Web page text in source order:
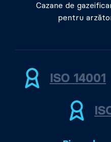
Cazane de
pentru
ISO 14001